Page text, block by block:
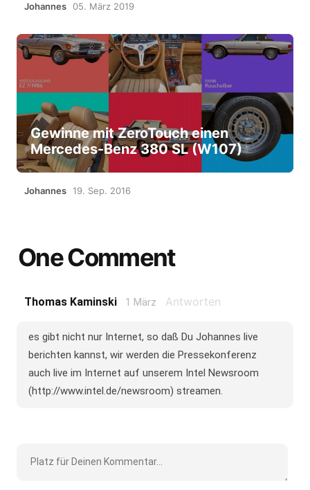
Johannes 05. März 2019
Gewinne mit ZeroTouch einen
Mercedes-Benz 380 SL (W107)
Johannes 19. Sep. 2016
One Comment
Thomas Kaminski 1 März Antworten
es gibt nicht nur Internet, so daß Du Johannes live
berichten kannst, wir werden die Pressekonferenz
auch live im Internet auf unserem Intel Newsroom
(http://www.intel.de/newsroom) streamen.